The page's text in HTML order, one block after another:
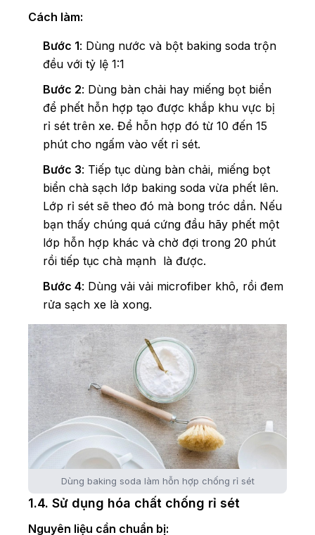
Cách làm:
Bước 1: Dùng nước và bột baking soda trộn
đều với tỷ lệ 1:1
Bước 2: Dùng bàn chải hay miếng bọt biển
để phết hỗn hợp tạo được khắp khu vực bị
rỉ sét trên xe. Để hỗn hợp đó từ 10 đến 15
phút cho ngấm vào vết rỉ sét.
Bước 3: Tiếp tục dùng bàn chải, miếng bọt
biển chà sạch lớp baking soda vừa phết lên.
Lớp rỉ sét sẽ theo đó mà bong tróc dần. Nếu
bạn thấy chúng quá cứng đầu hãy phết một
lớp hỗn hợp khác và chờ đợi trong 20 phút
rồi tiếp tục chà mạnh là được.
Bước 4: Dùng vải vải microfiber khô, rồi đem
rửa sạch xe là xong.
Dùng baking soda làm hỗn hợp chống rỉ sét
1.4. Sử dụng hóa chất chống rỉ sét
Nguyên liệu cần chuẩn bị: